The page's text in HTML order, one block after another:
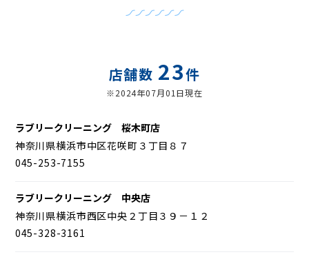
店舗数 23件
※2024年07月01日現在
ラブリークリーニング 桜木町店
神奈川県横浜市中区花咲町３丁目８７
045-253-7155
ラブリークリーニング 中央店
神奈川県横浜市西区中央２丁目３９－１２
045-328-3161